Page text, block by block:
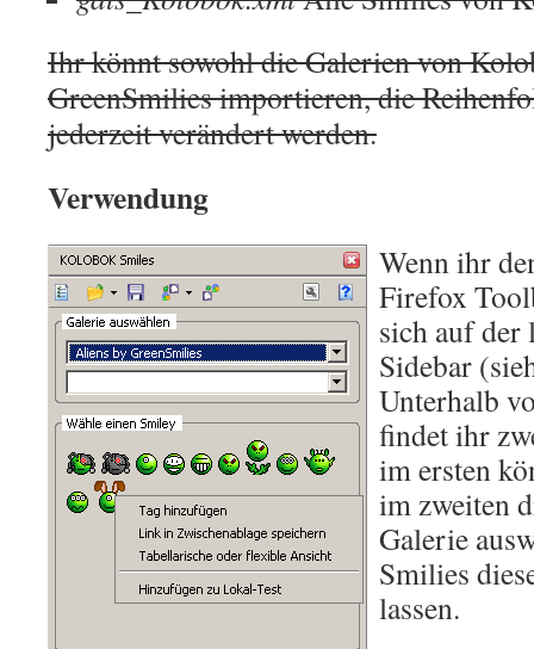
Ihr könnt sowohl die Galerien von
GreenSmilies importieren, die
jederzeit verändert werden.
Verwendung
Wenn ihr
Firefox
sich auf der
Sidebar
Unterhalb
findet ihr
im ersten
im zweiten
Galerie
Smilies
lassen.